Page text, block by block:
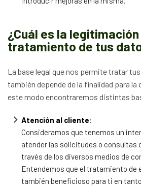
¿Cuál es la
tratamiento de tus
La base legal que nos permite tratar
también depende de la finalidad para
este modo encontraremos distintas
Atención al cliente:
Consideramos que tenemos un
atender las solicitudes o consultas
través de los diversos medios de
Entendemos que el tratamiento de
también beneficioso para ti en